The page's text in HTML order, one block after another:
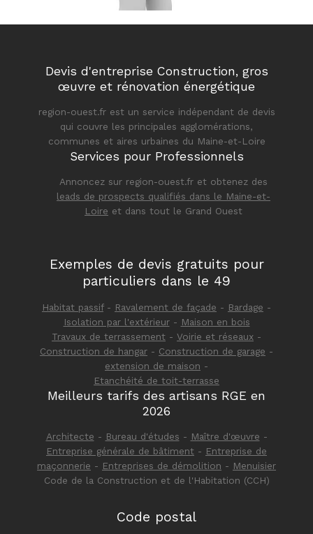
Devis d'entreprise Construction, gros
œuvre et rénovation énergétique
region-ouest.fr est un service indépendant de devis
qui couvre les principales agglomérations,
communes et aires urbaines du Maine-et-Loire
Services pour Professionnels
Annoncez sur region-ouest.fr et obtenez des
leads de prospects qualifiés dans le Maine-et-
Loire et dans tout le Grand Ouest
Exemples de devis gratuits pour
particuliers dans le 49
Habitat passif- Ravalement de façade - Bardage -
Isolation par l'extérieur- Maison en bois
Travaux de terrassement - Voirie et réseaux -
Construction de hangar - Construction de garage -
extension de maison -
Etanchéité de toit-terrasse
Meilleurs tarifs des artisans RGE en
2026
Architecte - Bureau d'études - Maître d'œuvre -
Entreprise générale de bâtiment - Entreprise de
maçonnerie - Entreprises de démolition - Menuisier
Code de la Construction et de l'Habitation (CCH)
Code postal